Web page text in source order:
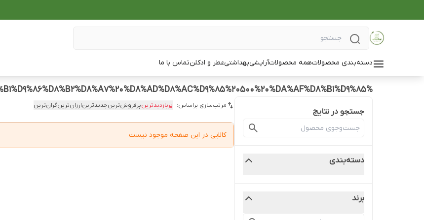
دسته‌بندی محصولاتهمه محصولاتآرایشیبهداشتیعطر و ادکلنتماس با ما
%D9%85%D8%A7%D8%B3%DA%A9%20%D8%B3%D9%88%D8%AA%DB%8C%D9%86%DA%AF%20%D9%81%DB%8C%D9%88%D8%B1%D9%86%D8%B2%D8%A7%20%D8%AD%D8%AC%D9%85%20500%20%DA%AF%D8%B1%D9%85
جستجو در نتایج
دسته‌بندی
برند
مرتب‌سازی براساس: پربازدیدترینپرفروش‌ترینجدیدترینارزان‌ترینگران‌ترین
کالایی در این صفحه موجود نیست